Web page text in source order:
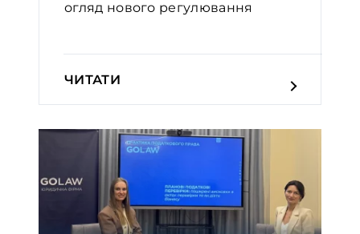
огляд нового регулювання
ЧИТАТИ